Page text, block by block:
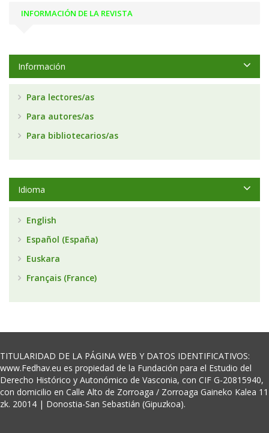
INFORMACIÓN DE LA REVISTA
Información
Para lectores/as
Para autores/as
Para bibliotecarios/as
Idioma
English
Español (España)
Euskara
Français (France)
TITULARIDAD DE LA PÁGINA WEB Y DATOS IDENTIFICATIVOS:
www.Fedhav.eu es propiedad de la Fundación para el Estudio del
Derecho Histórico y Autonómico de Vasconia, con CIF G-20815940,
con domicilio en Calle Alto de Zorroaga / Zorroaga Gaineko Kalea 11
zk. 20014 | Donostia-San Sebastián (Gipuzkoa).